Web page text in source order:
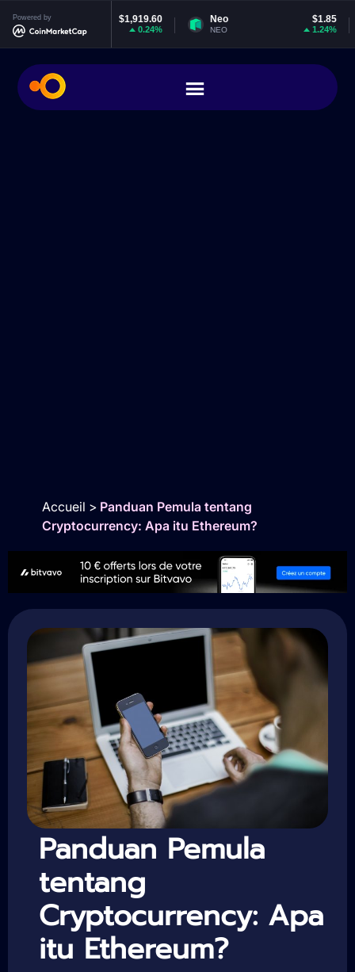
Powered by
0.24%
Neo
NEO
EOS
EOS
Accueil > Panduan Pemula tentang
Cryptocurrency: Apa itu Ethereum?
Panduan Pemula
tentang
Cryptocurrency: Apa
itu Ethereum?